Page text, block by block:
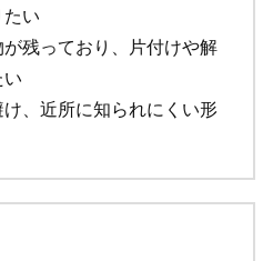
たい
残っており、片付けや解
い
、近所に知られにくい形